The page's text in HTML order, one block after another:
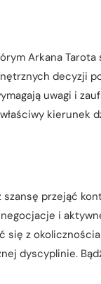
Arkana Tarota
decyzji
uwagi i
kierunek
szansę przejąć
i
z
dyscyplinie.